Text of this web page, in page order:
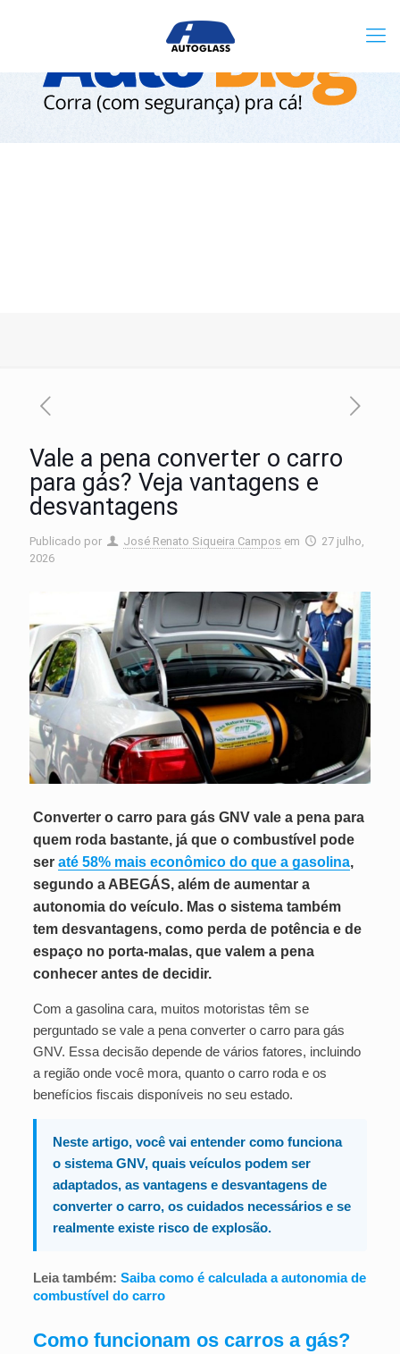
Vale a pena converter o carro
para gás? Veja vantagens e
desvantagens
Publicado por José Renato Siqueira Campos em
27 julho,
2026
Converter o carro para gás GNV vale a pena para
quem roda bastante, já que o combustível pode
ser até 58% mais econômico do que a gasolina,
segundo a ABEGÁS, além de aumentar a
autonomia do veículo. Mas o sistema também
tem desvantagens, como perda de potência e de
espaço no porta-malas, que valem a pena
conhecer antes de decidir.
Com a gasolina cara, muitos motoristas têm se
perguntado se vale a pena converter o carro para gás
GNV. Essa decisão depende de vários fatores, incluindo
a região onde você mora, quanto o carro roda e os
benefícios fiscais disponíveis no seu estado.
Neste artigo, você vai entender como funciona
o sistema GNV, quais veículos podem ser
adaptados, as vantagens e desvantagens de
converter o carro, os cuidados necessários e se
realmente existe risco de explosão.
Leia também: Saiba como é calculada a autonomia de
combustível do carro
Como funcionam os carros a gás?